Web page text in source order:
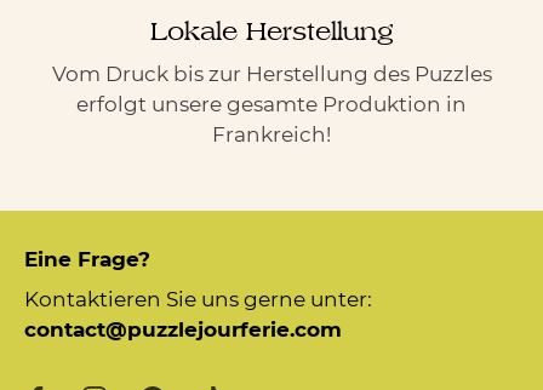
Lokale Herstellung
Vom Druck bis zur Herstellung des Puzzles
erfolgt unsere gesamte Produktion in
Frankreich!
Eine Frage?
Kontaktieren Sie uns gerne unter:
contact@puzzlejourferie.com